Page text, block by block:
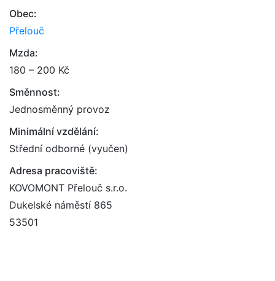
Obec:
Přelouč
Mzda:
180 – 200 Kč
Směnnost:
Jednosměnný provoz
Minimální vzdělání:
Střední odborné (vyučen)
Adresa pracoviště:
KOVOMONT Přelouč s.r.o.
Dukelské náměstí 865
53501